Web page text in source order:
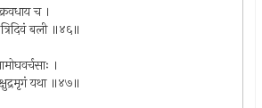
च ।
बली ॥४६॥
।
यथा ॥४७॥